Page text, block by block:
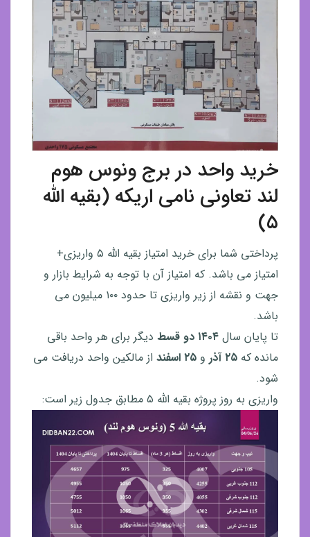
خرید واحد در برج ونوس هوم
لند تعاونی نامی اریکه (بقیه الله
۵)
پرداختی شما برای خرید امتیاز بقیه الله ۵ واریزی+
امتیاز می باشد. که امتیاز آن با توجه به شرایط بازار و
جهت و نقشه از زیر واریزی تا حدود ۱۰۰ میلیون می
باشد.
تا پایان سال ۱۴۰۴ دو قسط
دیگر برای هر واحد باقی
مانده که ۲۵ آذر و ۲۵ اسفند
از مالکین واحد دریافت می
شود.
واریزی به روز پروژه بقیه الله ۵ مطابق جدول زیر است: